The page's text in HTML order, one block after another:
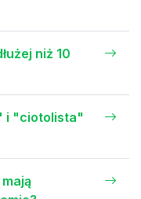
niż 10
i "ciotolista"